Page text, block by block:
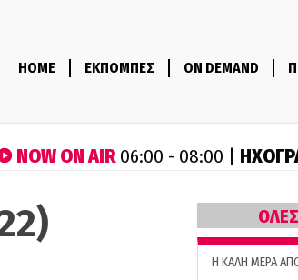
HOME ΕΚΠΟΜΠΕΣ ON DEMAND
NOW ON AIR06:00 - 08:00 |
H ΚΑΛΗ ΜΕΡΑ